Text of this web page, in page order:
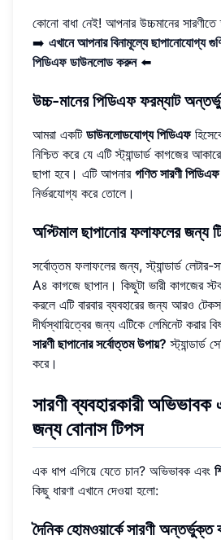
কোনো বাধা নেই! আপনার উচ্চমানের সারণীতে
➡️ এখানে আপনার বিনামূল্যে ছাপানোযোগ্য
পিডিএফ ডাউনলোড করুন⬅️
উচ্চ-মানের পিডিএফ ফরম্যাট
আমরা একটি ডাউনলোডযোগ্য পিডিএফ
নিশ্চিত করে যে এটি স্ট্যান্ডার্ড কাগজের
ছাপা হবে। এটি আপনার গণিত সারণী পিডিএফ
নির্ভরযোগ্য করে তোলে।
অপ্টিমাল ছাপানোর ফলাফলের জন্য
সর্বোত্তম ফলাফলের জন্য, স্ট্যান্ডার্ড
A৪ কাগজে ছাপান। কিছুটা ভারী কাগজের
করলে এটি বারবার ব্যবহারের জন্য আরও
দীর্ঘস্থায়িত্বের জন্য এটিকে লেমিনেট করার
সারণী ছাপানোর সর্বোত্তম উপায়? স্ট্যান্ডার্ড
করে।
সারণী ব্যবহারকারী অভিভাবক
জন্য বোনাস টিপস
এক ধাপ এগিয়ে যেতে চান? অভিভাবক এবং
কিছু ধারণা এখানে দেওয়া হলো:
দৈনিক হোমওয়ার্কে সারণী অন্তর্ভুক্ত